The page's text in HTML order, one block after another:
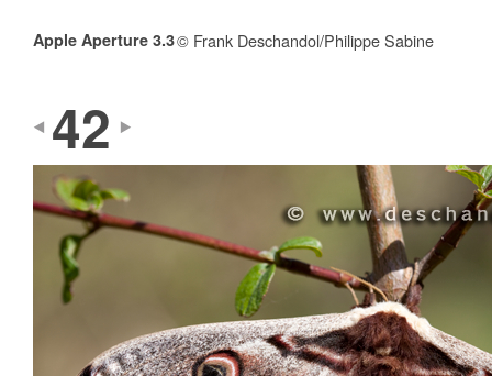
Apple Aperture 3.3© Frank Deschandol/Philippe Sabine
42